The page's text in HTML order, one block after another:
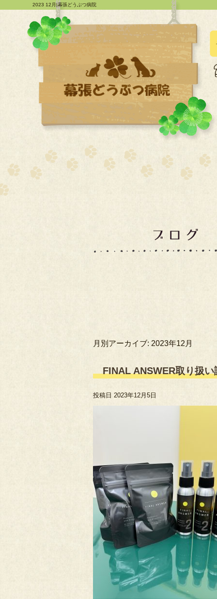
2023 12月|幕張どうぶつ病院
月別アーカイブ: 2023年12月
FINAL ANSWER取り扱
投稿日 2023年12月5日